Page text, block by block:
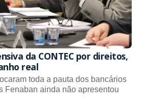
da CONTEC por direitos,
real
toda a pauta dos bancários
Fenaban ainda não apresentou